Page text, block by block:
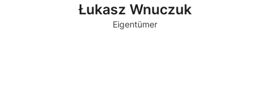
Łukasz Wnuczuk
Eigentümer